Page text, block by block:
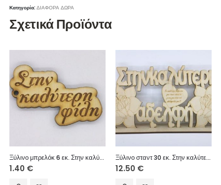
Κατηγορία:ΔΙΑΦΟΡΑ ΔΩΡΑ
Σχετικά Προϊόντα
Ξύλινο μπρελόκ 6 εκ. Στην καλύτερη φίλη
1.40 €
Ξύλινο σταντ 30 εκ. Στην καλύτερη αδελφή
12.50 €